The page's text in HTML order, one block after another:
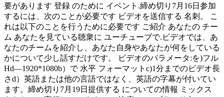
要があります 登録 のために イベント.締め切り7月16日参加
するには、次のことが必要です ビデオを送信する 名刺。 こ
れは以下のことを行うために必要です ご紹介 あなたの チー
ム あなたを見ている聴衆に ユーチューブで.ビデオでは、あ
なたのチームを紹介し、あなた自身やあなたが何をしている
かについて少し話すだけです。 ビデオのパラメータ:を)フル
Hd—1920*1080b）で 水平 フォーマットc)1分までのビデオ長
さd）英語または他の言語ではなく、英語の字幕が付いてい
ます。締め切り7月19日提供する についての情報 ミックス